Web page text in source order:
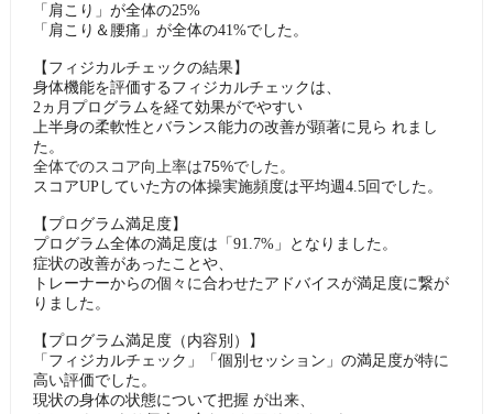
「肩こり」が全体の25%
「肩こり＆腰痛」が全体の41%でした。
【フィジカルチェックの結果】
身体機能を評価するフィジカルチェックは、
2ヵ月プログラムを経て効果がでやすい
上半身の柔軟性とバランス能力の改善が顕著に見ら れまし
た。
全体でのスコア向上率は75%でした。
スコアUPしていた方の体操実施頻度は平均週4.5回でした。
【プログラム満足度】
プログラム全体の満足度は「91.7%」となりました。
症状の改善があったことや、
トレーナーからの個々に合わせたアドバイスが満足度に繋が
りました。
【プログラム満足度（内容別）】
「フィジカルチェック」「個別セッション」の満足度が特に
高い評価でした。
現状の身体の状態について把握 が出来、